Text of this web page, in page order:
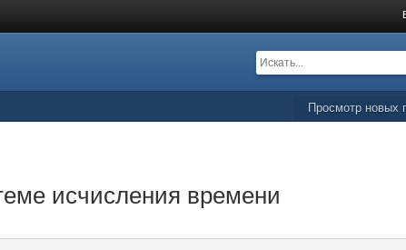
Просмотр новых
исчисления времени